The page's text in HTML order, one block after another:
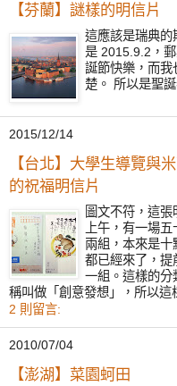
【芬蘭】謎樣的明信片
這應該是瑞典的
是 2015.9.2，
誕節快樂，而我
楚。 所以是聖
2015/12/14
【台北】大學生導覽與
的祝福明信片
圖文不符，這
上午，有一場
兩組，本來是
都已經來了，提
一組。這樣的分
稱叫做「創意發想」，所以這
2 則留言:
2010/07/04
【澎湖】菜園蚵田